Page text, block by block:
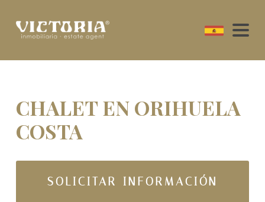
CHALET EN ORIHUELA
COSTA
SOLICITAR INFORMACIÓN